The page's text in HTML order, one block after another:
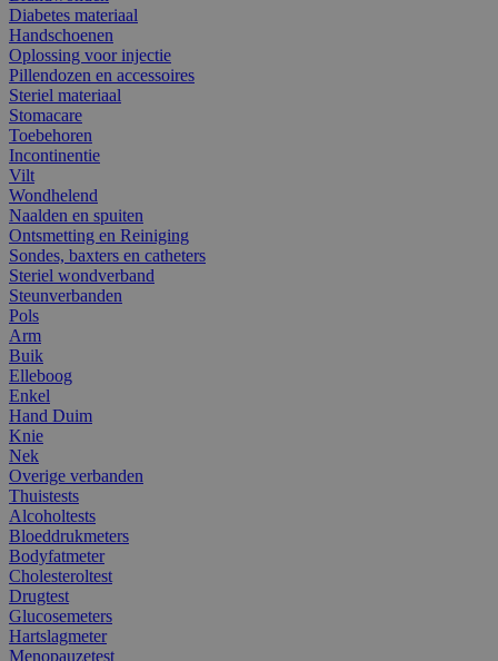
Diabetes materiaal
Handschoenen
Oplossing voor injectie
Pillendozen en accessoires
Steriel materiaal
Stomacare
Toebehoren
Incontinentie
Vilt
Wondhelend
Naalden en spuiten
Ontsmetting en Reiniging
Sondes, baxters en catheters
Steriel wondverband
Steunverbanden
Pols
Arm
Buik
Elleboog
Enkel
Hand Duim
Knie
Nek
Overige verbanden
Thuistests
Alcoholtests
Bloeddrukmeters
Bodyfatmeter
Cholesteroltest
Drugtest
Glucosemeters
Hartslagmeter
Menopauzetest